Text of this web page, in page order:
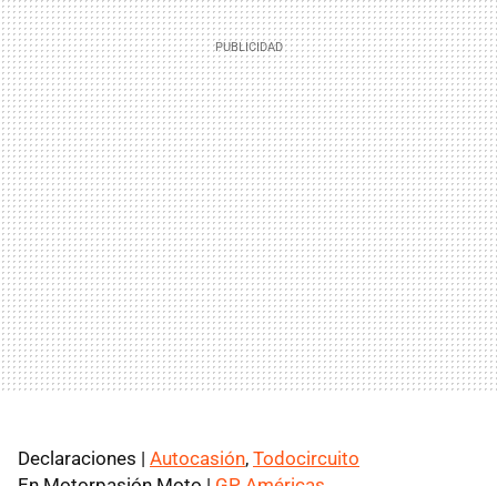
Declaraciones | Autocasión, Todocircuito